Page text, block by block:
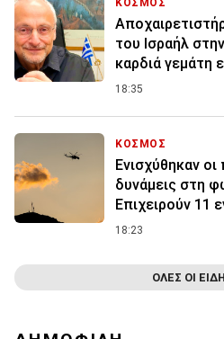
ΚΟΣΜΟΣ
του Ισραήλ
καρδιά γεμάτη
18:35
ΚΟΣΜΟΣ
Ενισχύθηκαν
δυνάμεις στη
Επιχειρούν 11
18:23
ΟΛΕΣ ΟΙ